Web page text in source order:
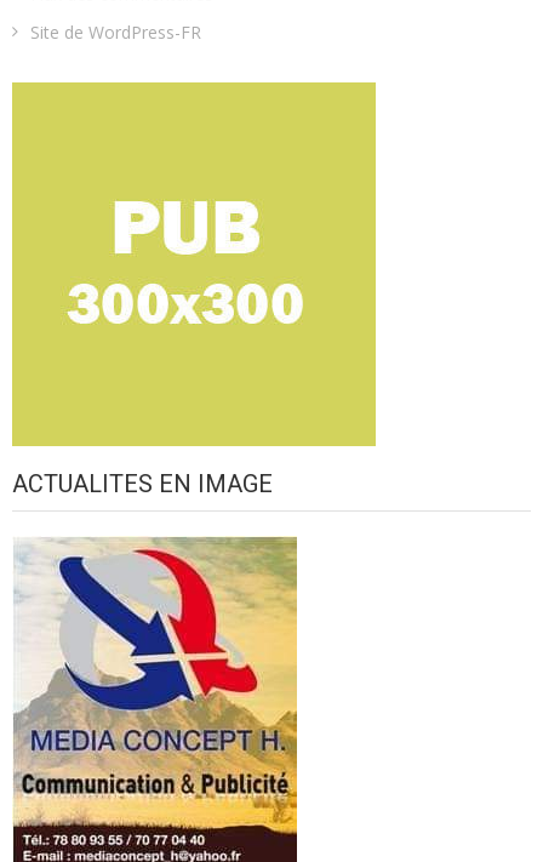
Site de WordPress-FR
ACTUALITES EN IMAGE